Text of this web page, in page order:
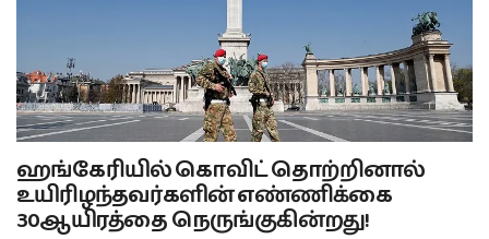
ஹங்கேரியில் கொவிட் தொற்றினால்
உயிரிழந்தவர்களின் எண்ணிக்கை
30ஆயிரத்தை நெருங்குகின்றது!